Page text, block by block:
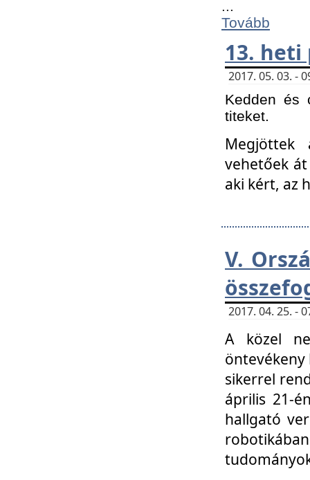
Tovább
13.
2017. 05. 03. -
Kedden és
titeket.
Megjöttek
vehetőek
aki kért, az
V.
2017. 04. 25. -
A közel
öntevékeny
sikerrel
április 21-
hallgató